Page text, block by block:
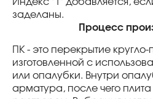
заделаны.
Процесс
ПК - это перекрытие кругло-
изготовленной с
или опалубки. Внутри
арматура, после чего